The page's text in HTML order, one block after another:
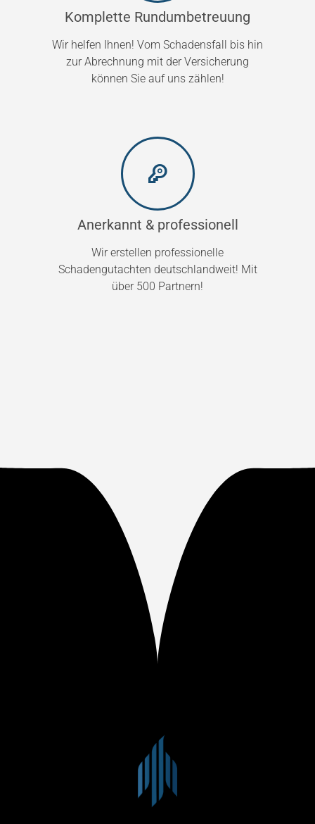
Komplette Rundumbetreuung
Wir helfen Ihnen! Vom Schadensfall bis hin
zur Abrechnung mit der Versicherung
können Sie auf uns zählen!
Anerkannt & professionell
Wir erstellen professionelle
Schadengutachten deutschlandweit! Mit
über 500 Partnern!